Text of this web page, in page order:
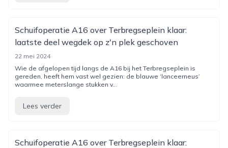
Schuifoperatie A16 over Terbregseplein klaar:
laatste deel wegdek op z'n plek geschoven
22 mei 2024
Wie de afgelopen tijd langs de A16 bij het Terbregseplein is
gereden, heeft hem vast wel gezien: de blauwe ‘lanceerneus’
waarmee meterslange stukken v...
Lees verder
Schuifoperatie A16 over Terbregseplein klaar: